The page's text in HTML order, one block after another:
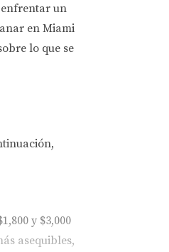
un
en Miami
lo que se
y $3,000
asequibles,